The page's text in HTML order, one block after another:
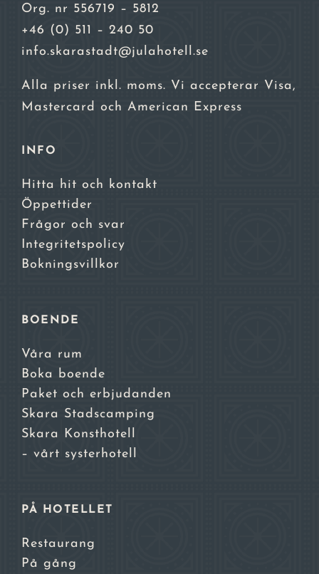
Org. nr 556719 – 5812
+46 (0) 511 – 240 50
info.skarastadt@julahotell.se
Alla priser inkl. moms. Vi accepterar Visa,
Mastercard och American Express
INFO
Hitta hit och kontakt
Öppettider
Frågor och svar
Integritetspolicy
Bokningsvillkor
BOENDE
Våra rum
Boka boende
Paket och erbjudanden
Skara Stadscamping
Skara Konsthotell
– vårt systerhotell
PÅ HOTELLET
Restaurang
På gång